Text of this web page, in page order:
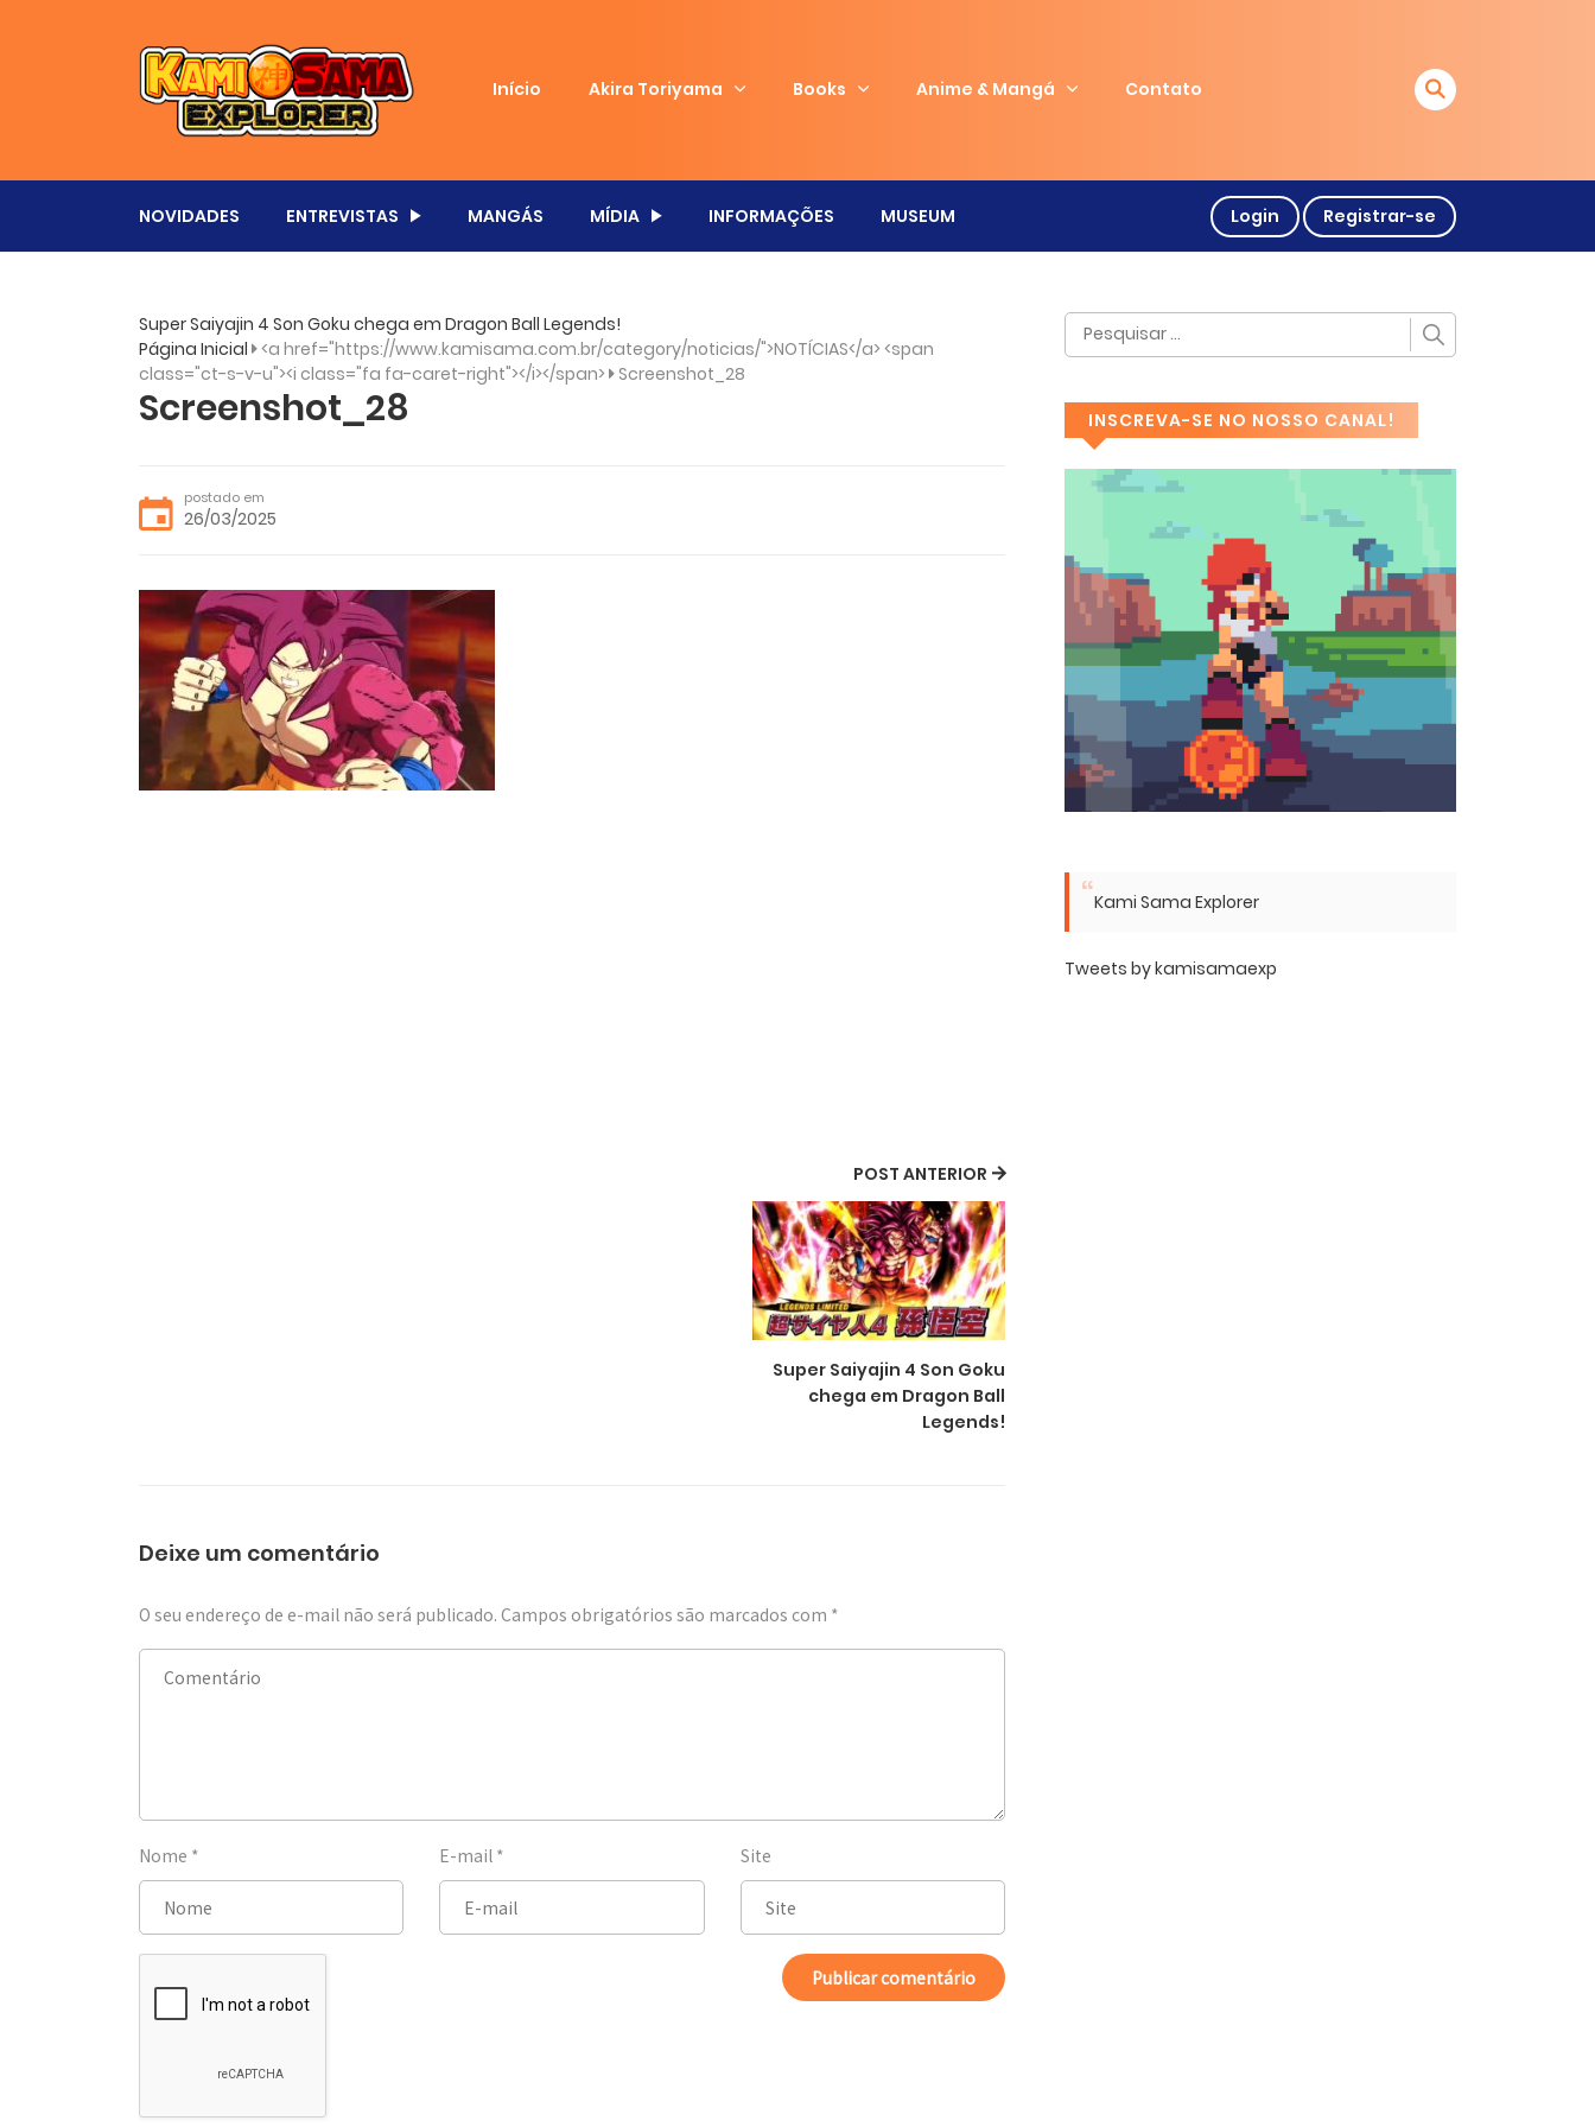
Início Akira Toriyama Books Anime & Mangá Contato
NOVIDADES ENTREVISTAS MANGÁS MÍDIA INFORMAÇÕES MUSEUM Login Registrar-se
Super Saiyajin 4 Son Goku chega em Dragon Ball Legends!
Página Inicial <a href="https://www.kamisama.com.br/category/noticias/">NOTÍCIAS</a> <span
class="ct-s-v-u"><i class="fa fa-caret-right"></i></span> Screenshot_28
Screenshot_28
postado em
26/03/2025
POST ANTERIOR
Super Saiyajin 4 Son Goku
chega em Dragon Ball
Legends!
Deixe um comentário
O seu endereço de e-mail não será publicado. Campos obrigatórios são marcados com *
Nome * E-mail * Site
INSCREVA-SE NO NOSSO CANAL!
Kami Sama Explorer
Tweets by kamisamaexp